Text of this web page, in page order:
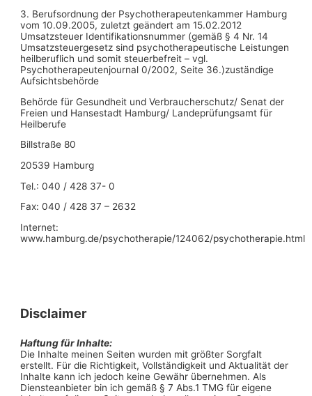
3. Berufsordnung der Psychotherapeutenkammer Hamburg
vom 10.09.2005, zuletzt geändert am 15.02.2012
Umsatzsteuer Identifikationsnummer (gemäß § 4 Nr. 14
Umsatzsteuergesetz sind psychotherapeutische Leistungen
heilberuflich und somit steuerbefreit – vgl.
Psychotherapeutenjournal 0/2002, Seite 36.)zuständige
Aufsichtsbehörde
Behörde für Gesundheit und Verbraucherschutz/ Senat der
Freien und Hansestadt Hamburg/ Landeprüfungsamt für
Heilberufe
Billstraße 80
20539 Hamburg
Tel.: 040 / 428 37- 0
Fax: 040 / 428 37 – 2632
Internet:
www.hamburg.de/psychotherapie/124062/psychotherapie.html
Disclaimer
Haftung für Inhalte:
Die Inhalte meinen Seiten wurden mit größter Sorgfalt
erstellt. Für die Richtigkeit, Vollständigkeit und Aktualität der
Inhalte kann ich jedoch keine Gewähr übernehmen. Als
Diensteanbieter bin ich gemäß § 7 Abs.1 TMG für eigene